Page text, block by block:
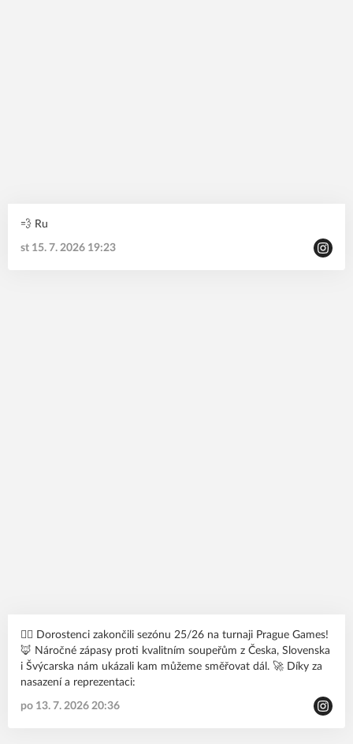
💨 Ru
st 15. 7. 2026 19:23
🙋‍♂️ Dorostenci zakončili sezónu 25/26 na turnaji Prague Games!
🦊 Náročné zápasy proti kvalitním soupeřům z Česka, Slovenska
i Švýcarska nám ukázali kam můžeme směřovat dál. 🚀 Díky za
nasazení a reprezentaci:
po 13. 7. 2026 20:36